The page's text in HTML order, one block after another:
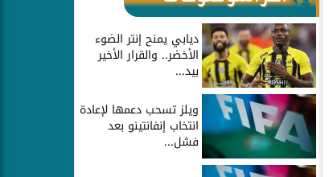
ديابي يمنح إنتر الضوء
الأخضر.. والقرار الأخير
بيد...
ويلز تسحب دعمها لإعادة
انتخاب إنفانتينو بعد
فشل...